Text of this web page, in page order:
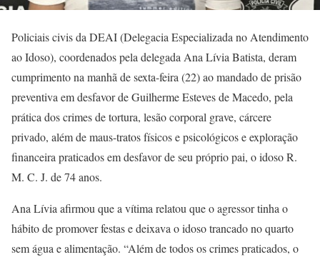
Policiais civis da DEAI (Delegacia Especializada no Atendimento
ao Idoso), coordenados pela delegada Ana Lívia Batista, deram
cumprimento na manhã de sexta-feira (22) ao mandado de prisão
preventiva em desfavor de Guilherme Esteves de Macedo, pela
prática dos crimes de tortura, lesão corporal grave, cárcere
privado, além de maus-tratos físicos e psicológicos e exploração
financeira praticados em desfavor de seu próprio pai, o idoso R.
M. C. J. de 74 anos.
Ana Lívia afirmou que a vítima relatou que o agressor tinha o
hábito de promover festas e deixava o idoso trancado no quarto
sem água e alimentação. “Além de todos os crimes praticados, o